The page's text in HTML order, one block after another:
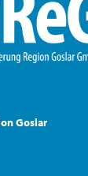
Goslar